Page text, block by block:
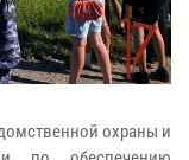
охраны и